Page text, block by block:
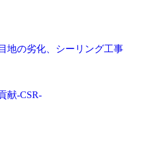
地の劣化、シーリング工事
献-CSR-